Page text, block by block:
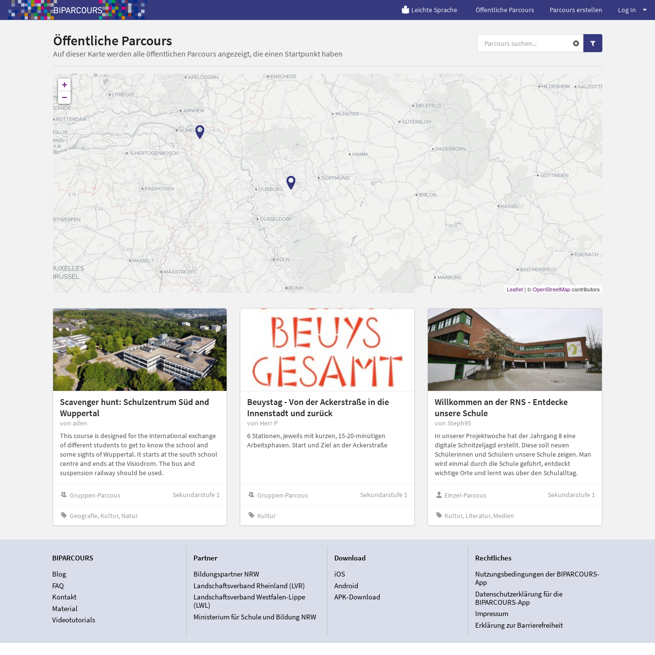
Leichte Sprache Öffentliche Parcours Parcours erstellen Log In
Öffentliche Parcours
Auf dieser Karte werden alle öffentlichen Parcours angezeigt, die einen Startpunkt haben
+
−
Leaflet| ©OpenStreetMapcontributors
Scavenger hunt: Schulzentrum Süd and
Wuppertal
von aden
This course is designed for the international exchange
of different students to get to know the school and
some sights of Wuppertal. It starts at the south school
centre and ends at the Visiodrom. The bus and
suspension railway should be used.
Gruppen-Parcous Sekundarstufe 1
Geografie, Kultur, Natur
Beuystag - Von der Ackerstraße in die
Innenstadt und zurück
von Herr P
6 Stationen, jeweils mit kurzen, 15-20-minütigen
Arbeitsphasen. Start und Ziel an der Ackerstraße
Gruppen-Parcous Sekundarstufe 1
Kultur
Willkommen an der RNS - Entdecke
unsere Schule
von Steph95
In unserer Projektwoche hat der Jahrgang 8 eine
digitale Schnitzeljagd erstellt. Diese soll neuen
Schülerinnen und Schülern unsere Schule zeigen. Man
wird einmal durch die Schule geführt, entdeckt
wichtige Orte und lernt was über den Schulalltag.
Einzel-Parcous Sekundarstufe 1
Kultur, Literatur, Medien
BIPARCOURS
Blog
FAQ
Kontakt
Material
Videotutorials
Partner
Bildungspartner NRW
Landschaftsverband Rheinland (LVR)
Landschaftsverband Westfalen-Lippe
(LWL)
Ministerium für Schule und Bildung NRW
Download
iOS
Android
APK-Download
Rechtliches
Nutzungsbedingungen der BIPARCOURS-
App
Datenschutzerklärung für die
BIPARCOURS-App
Impressum
Erklärung zur Barrierefreiheit